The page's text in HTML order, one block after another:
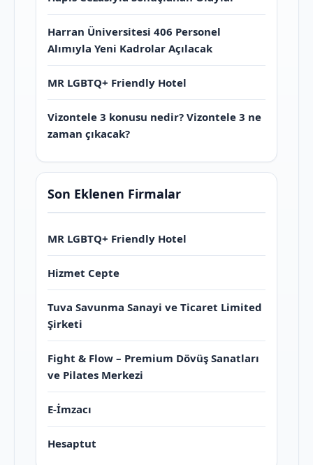
Harran Üniversitesi 406 Personel
Alımıyla Yeni Kadrolar Açılacak
MR LGBTQ+ Friendly Hotel
Vizontele 3 konusu nedir? Vizontele 3 ne
zaman çıkacak?
Son Eklenen Firmalar
MR LGBTQ+ Friendly Hotel
Hizmet Cepte
Tuva Savunma Sanayi ve Ticaret Limited
Şirketi
Fight & Flow – Premium Dövüş Sanatları
ve Pilates Merkezi
E-İmzacı
Hesaptut